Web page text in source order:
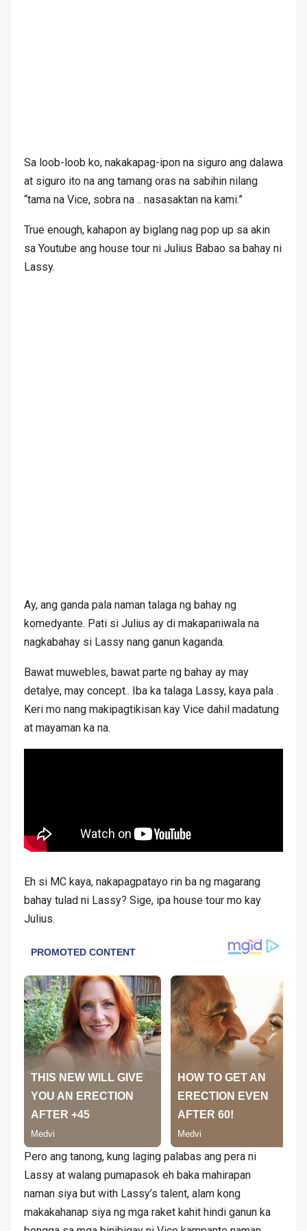
Sa loob-loob ko, nakakapag-ipon na siguro ang dalawa
at siguro ito na ang tamang oras na sabihin nilang
“tama na Vice, sobra na .. nasasaktan na kami.”
True enough, kahapon ay biglang nag pop up sa akin
sa Youtube ang house tour ni Julius Babao sa bahay ni
Lassy.
Ay, ang ganda pala naman talaga ng bahay ng
komedyante. Pati si Julius ay di makapaniwala na
nagkabahay si Lassy nang ganun kaganda.
Bawat muwebles, bawat parte ng bahay ay may
detalye, may concept.. Iba ka talaga Lassy, kaya pala .
Keri mo nang makipagtikisan kay Vice dahil madatung
at mayaman ka na.
Eh si MC kaya, nakapagpatayo rin ba ng magarang
bahay tulad ni Lassy? Sige, ipa house tour mo kay
Julius.
Pero ang tanong, kung laging palabas ang pera ni
Lassy at walang pumapasok eh baka mahirapan
naman siya but with Lassy’s talent, alam kong
makakahanap siya ng mga raket kahit hindi ganun ka